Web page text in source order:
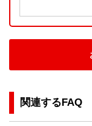
関連するFAQ